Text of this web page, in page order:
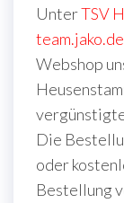
UnterTSV
team.jako.de
Webshop
Die
oder
Bestellung